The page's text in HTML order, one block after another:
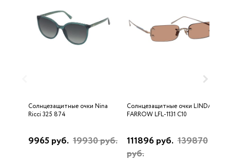
Солнцезащитные очки Nina
Ricci 325 874
9965 руб. 19930 руб.
Солнцезащитные очки LINDA
FARROW LFL-1131 C10
111896 руб. 139870
руб.